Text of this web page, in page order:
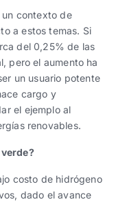
un contexto de
a estos temas. Si
del 0,25% de las
pero el aumento ha
un usuario potente
cargo y
el ejemplo al
renovables.
costo de hidrógeno
dado el avance